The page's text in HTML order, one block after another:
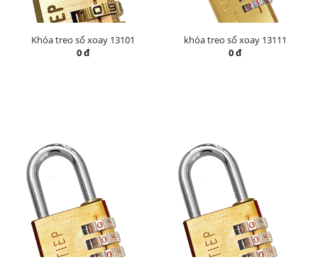
Khóa treo số xoay 13101
0 đ
khóa treo số xoay 13111
0 đ